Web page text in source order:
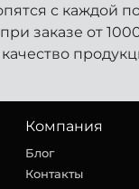
с каждой
заказе от
Компания
Блог
Контакты